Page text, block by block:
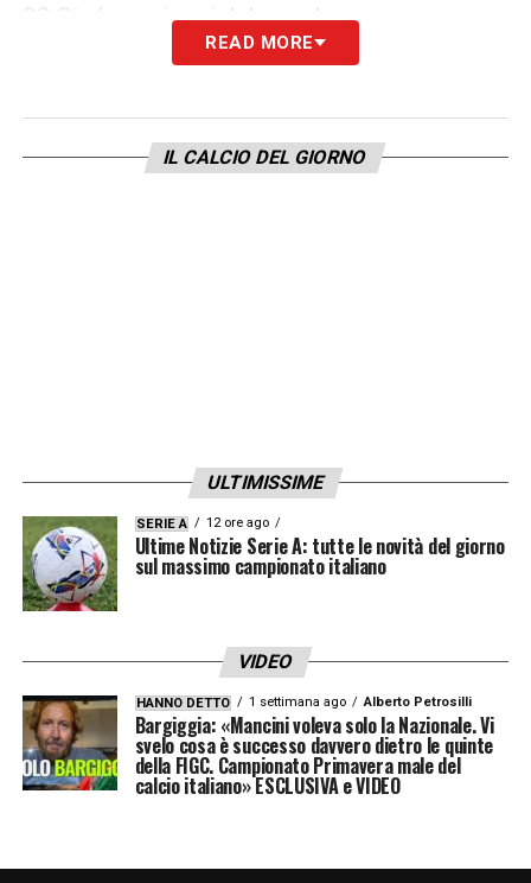
92 Si alzano i cori del popolo nerazzurro
respinta e da fuori sfiora il gol
90 4 i minuti di recupero
87 Scalvini gran diagonale in area
86 Olè dei tifosi dell’Atalanta
85 Tella crossa rapido, Ruggeri devia in
83 Kovar deve uscire con i piedi per
anticipare Touré che stava approfittando di
READ MORE
IL CALCIO DEL GIORNO
ULTIMISSIME
SERIE A 12 ore ago
Ultime Notizie Serie A: tutte le novità del giorno
sul massimo campionato italiano
VIDEO
HANNO DETTO 1 settimana ago Alberto Petrosilli
Bargiggia: «Mancini voleva solo la Nazionale. Vi
svelo cosa è successo davvero dietro le quinte
della FIGC. Campionato Primavera male del
calcio italiano» ESCLUSIVA e VIDEO